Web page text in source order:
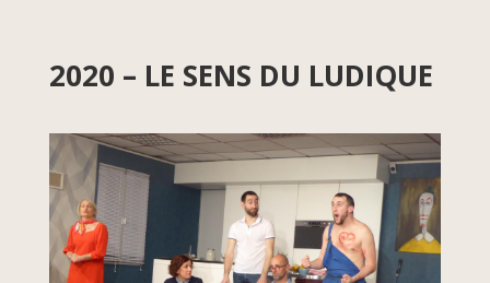
2020 – LE SENS DU LUDIQUE